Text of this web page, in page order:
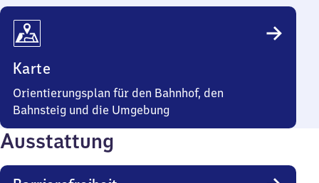
Karte
Orientierungsplan für den Bahnhof, den
Bahnsteig und die Umgebung
Ausstattung